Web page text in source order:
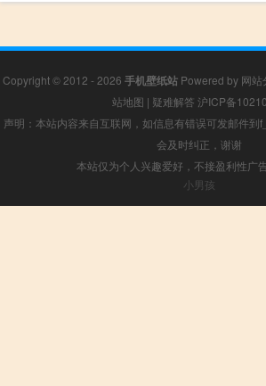
Copyright © 2012 - 2026 手机壁纸站 Powered by 网站
站地图 | 疑难解答 沪ICP备
声明：本站内容来自互联网，如信息有错误可发邮件到
会及时纠正，谢谢
本站仅为个人兴趣爱好，不接盈利性广
小男孩